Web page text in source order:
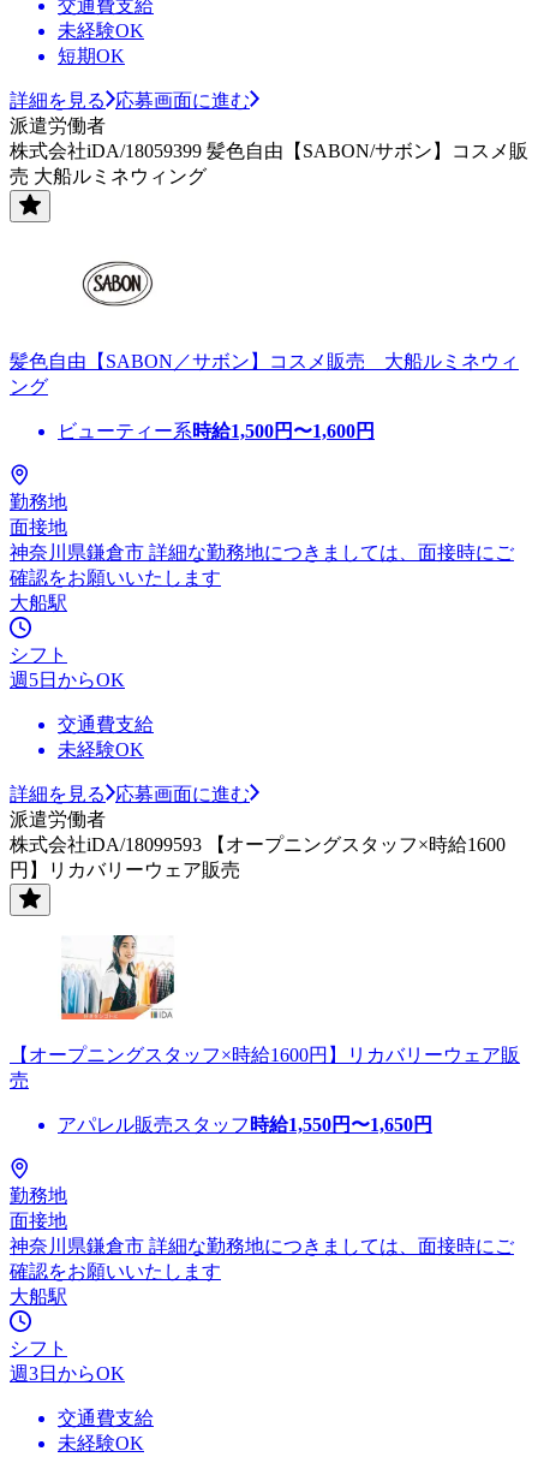
交通費支給
未経験OK
短期OK
詳細を見る
応募画面に進む
派遣労働者
株式会社iDA/18059399 髪色自由【SABON/サボン】コスメ販
売 大船ルミネウィング
髪色自由【SABON／サボン】コスメ販売 大船ルミネウィ
ング
ビューティー系時給1,500円〜1,600円
勤務地
面接地
神奈川県鎌倉市 詳細な勤務地につきましては、面接時にご
確認をお願いいたします
大船駅
シフト
週5日からOK
交通費支給
未経験OK
詳細を見る
応募画面に進む
派遣労働者
株式会社iDA/18099593 【オープニングスタッフ×時給1600
円】リカバリーウェア販売
【オープニングスタッフ×時給1600円】リカバリーウェア販
売
アパレル販売スタッフ 時給1,550円〜1,650円
勤務地
面接地
神奈川県鎌倉市 詳細な勤務地につきましては、面接時にご
確認をお願いいたします
大船駅
シフト
週3日からOK
交通費支給
未経験OK